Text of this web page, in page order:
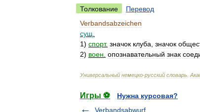
Толкование
Перевод
Verbandsabzeichen
сущ
1) спорт. значок клуба значок
2) воен опознавательный знак
Универсальный немецко-русский словарь
Игры ⚽
Нужна курсовая?
Verbandsabwurf